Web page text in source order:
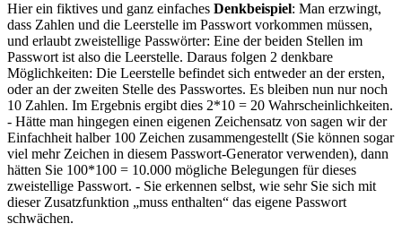
Hier ein fiktives und ganz einfaches Denkbeispiel: Man erzwingt,
dass Zahlen und die Leerstelle im Passwort vorkommen müssen,
und erlaubt zweistellige Passwörter: Eine der beiden Stellen im
Passwort ist also die Leerstelle. Daraus folgen 2 denkbare
Möglichkeiten: Die Leerstelle befindet sich entweder an der ersten,
oder an der zweiten Stelle des Passwortes. Es bleiben nun nur noch
10 Zahlen. Im Ergebnis ergibt dies 2*10 = 20 Wahrscheinlichkeiten.
- Hätte man hingegen einen eigenen Zeichensatz von sagen wir der
Einfachheit halber 100 Zeichen zusammengestellt (Sie können sogar
viel mehr Zeichen in diesem Passwort-Generator verwenden), dann
hätten Sie 100*100 = 10.000 mögliche Belegungen für dieses
zweistellige Passwort. - Sie erkennen selbst, wie sehr Sie sich mit
dieser Zusatzfunktion
muss enthalten
das eigene Passwort
schwächen.